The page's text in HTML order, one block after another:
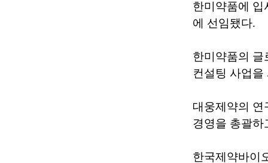
한미약품에 입
에 선임됐다.
한미약품의 글
컨설팅 사업을
대웅제약의 연
경영을 총괄하
한국제약바이